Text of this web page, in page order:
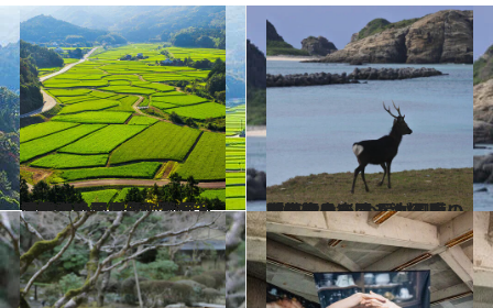
2021.4.26
【春の絶景画像】九州・沖縄エリアの春の絶景＆風物詩の画像(40点)をチェック！
旅＆お出かけ 2023.3.11
動植物の楽園・沖縄県「阿嘉島」 お尻が可愛い野生のケラマジカは 南の海を泳いで渡る？
旅＆お出かけ